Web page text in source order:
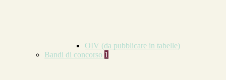
OIV (da pubblicare in tabelle)
Bandi di concorso 1